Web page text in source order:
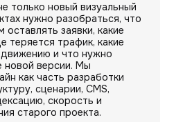
только новый визуальный
нужно разобраться, что
заявки, какие
теряется трафик, какие
и что нужно
новой версии. Мы
как часть разработки
сценарии, CMS,
скорость и
старого проекта.